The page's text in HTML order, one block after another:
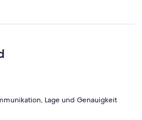
Lage und Genauigkeit